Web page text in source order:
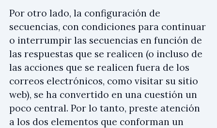
Por otro lado, la configuración de
secuencias, con condiciones para continuar
o interrumpir las secuencias en función de
las respuestas que se realicen (o incluso de
las acciones que se realicen fuera de los
correos electrónicos, como visitar su sitio
web), se ha convertido en una cuestión un
poco central. Por lo tanto, preste atención
a los dos elementos que conforman un